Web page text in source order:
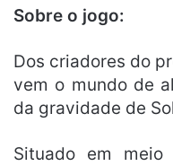
Sobre o jogo:
Dos criadores do
vem o mundo de
da gravidade de
Situado em